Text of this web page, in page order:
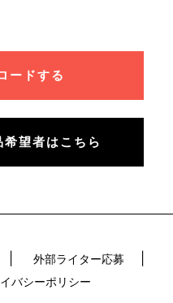
ードする
望者はこちら
外部ライター応募
バシーポリシー